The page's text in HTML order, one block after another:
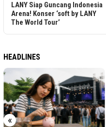
Indonesia
by LANY
HEADLINES
«